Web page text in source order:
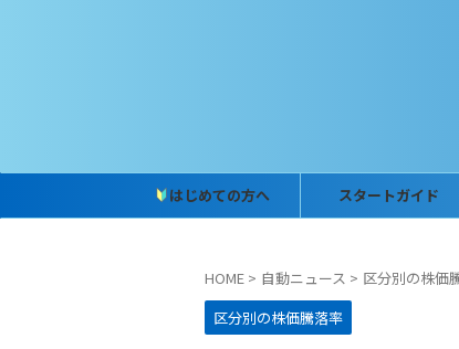
はじめての方へ スタートガイド
HOME > 自動ニュース > 区分別の株価
区分別の株価騰落率